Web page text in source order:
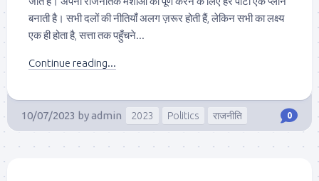
बनाती है। सभी दलों की नीतियाँ अलग ज़रूर होती हैं, लेकिन सभी का लक्ष्य
एक ही होता है, सत्ता तक पहुँचने...
Continue reading...
10/07/2023 byadmin 2023 Politics राजनीति 0